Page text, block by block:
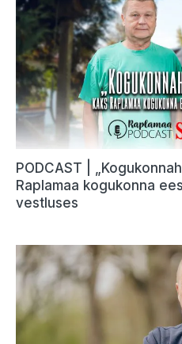
PODCAST |
Raplamaa kogukonna
vestluses